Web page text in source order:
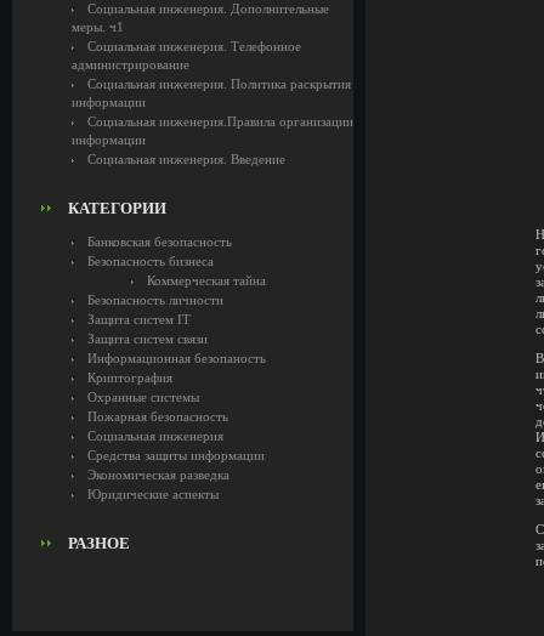
Социальная инженерия. Дополнительные
меры. ч1
Социальная инженерия. Телефонное
администрирование
Социальная инженерия. Политика раскрытия
информации
Социальная инженерия.Правила организации
информации
Социальная инженерия. Введение
КАТЕГОРИИ
Банковская безопасность
Безопасность бизнеса
Коммерческая тайна
Безопасность личности
Защита систем IT
Защита систем связи
Информационная безопаность
Криптография
Охранные системы
Пожарная безопасность
Социальная инженерия
Средства защиты информации
Экономическая разведка
Юридические аспекты
РАЗНОЕ